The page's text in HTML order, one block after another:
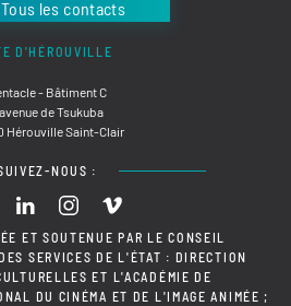
Tous les contacts
D'HÉROUVILLE
- Bâtiment C
de Tsukuba
Hérouville Saint-Clair
NOUS :
ET SOUTENUE PAR LE CONSEIL
SERVICES DE L'ÉTAT : DIRECTION
ET L'ACADÉMIE DE
DU CINÉMA ET DE L'IMAGE ANIMÉE ;